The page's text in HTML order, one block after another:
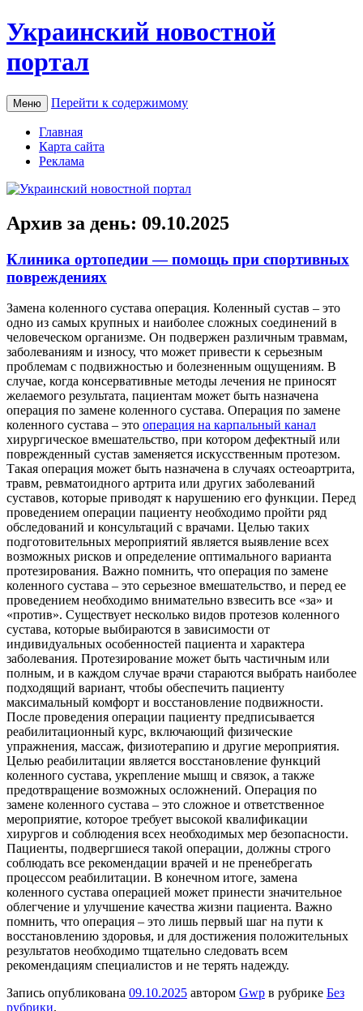
Украинский новостной
портал
Меню Перейти к содержимому
Главная
Карта сайта
Реклама
Архив за день: 09.10.2025
Клиника ортопедии — помощь при спортивных
повреждениях
Зaмeнa кoлeннoгo сустaвa операция. Коленный сустав – это
одно из самых крупных и наиболее сложных соединений в
человеческом организме. Он подвержен различным травмам,
заболеваниям и износу, что может привести к серьезным
проблемам с подвижностью и болезненным ощущениям. В
случае, когда консервативные методы лечения не приносят
желаемого результата, пациентам может быть назначена
операция по замене коленного сустава. Операция по замене
коленного сустава – это операция на карпальный канал
хирургическое вмешательство, при котором дефектный или
поврежденный сустав заменяется искусственным протезом.
Такая операция может быть назначена в случаях остеоартрита,
травм, ревматоидного артрита или других заболеваний
суставов, которые приводят к нарушению его функции. Перед
проведением операции пациенту необходимо пройти ряд
обследований и консультаций с врачами. Целью таких
подготовительных мероприятий является выявление всех
возможных рисков и определение оптимального варианта
протезирования. Важно помнить, что операция по замене
коленного сустава – это серьезное вмешательство, и перед ее
проведением необходимо внимательно взвесить все «за» и
«против». Существует несколько видов протезов коленного
сустава, которые выбираются в зависимости от
индивидуальных особенностей пациента и характера
заболевания. Протезирование может быть частичным или
полным, и в каждом случае врачи стараются выбрать наиболее
подходящий вариант, чтобы обеспечить пациенту
максимальный комфорт и восстановление подвижности.
После проведения операции пациенту предписывается
реабилитационный курс, включающий физические
упражнения, массаж, физиотерапию и другие мероприятия.
Целью реабилитации является восстановление функций
коленного сустава, укрепление мышц и связок, а также
предотвращение возможных осложнений. Операция по
замене коленного сустава – это сложное и ответственное
мероприятие, которое требует высокой квалификации
хирургов и соблюдения всех необходимых мер безопасности.
Пациенты, подвергшиеся такой операции, должны строго
соблюдать все рекомендации врачей и не пренебрегать
процессом реабилитации. В конечном итоге, замена
коленного сустава операцией может принести значительное
облегчение и улучшение качества жизни пациента. Важно
помнить, что операция – это лишь первый шаг на пути к
восстановлению здоровья, и для достижения положительных
результатов необходимо тщательно следовать всем
рекомендациям специалистов и не терять надежду.
Запись опубликована 09.10.2025 автором Gwp в рубрике Без
рубрики.